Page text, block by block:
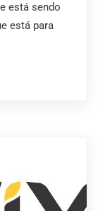
está sendo
está para